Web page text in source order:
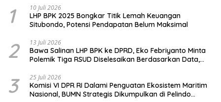
1 10 Juli 2026
LHP BPK 2025 Bongkar Titik Lemah Keuangan
Situbondo, Potensi Pendapatan Belum Maksimal
2 13 Juli 2026
Bawa Salinan LHP BPK ke DPRD, Eko Febriyanto Minta
Polemik Tiga RSUD Diselesaikan Berdasarkan Data,
3 25 Juli 2026
Komisi VI DPR RI Dalami Penguatan Ekosistem Maritim
Nasional, BUMN Strategis Dikumpulkan di Pelindo